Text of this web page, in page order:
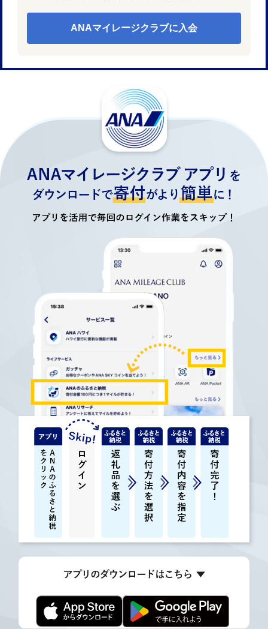
ANAマイレージクラブに入会